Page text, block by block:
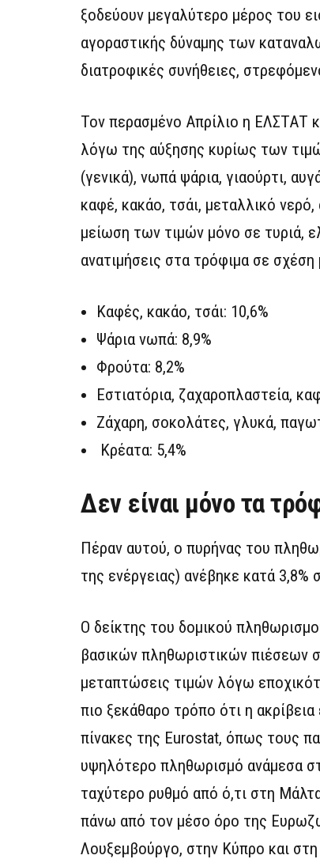
ξοδεύουν μεγαλύτερο μέρος του
αγοραστικής δύναμης των
διατροφικές συνήθειες,
Τον περασμένο Απρίλιο η ΕΛΣΤΑΤ
λόγω της αύξησης κυρίως των
(γενικά), νωπά ψάρια, γιαούρτι,
καφέ, κακάο, τσάι, μεταλλικό
μείωση των τιμών μόνο σε τυριά,
ανατιμήσεις στα τρόφιμα σε
Καφές, κακάο, τσάι: 10,6%
Ψάρια νωπά: 8,9%
Φρούτα: 8,2%
Εστιατόρια, ζαχαροπλαστεία,
Ζάχαρη, σοκολάτες, γλυκά,
Κρέατα: 5,4%
Δεν είναι μόνο τα
Πέραν αυτού, ο πυρήνας του
της ενέργειας) ανέβηκε κατά
Ο δείκτης του δομικού
βασικών πληθωριστικών πιέσεων
μεταπτώσεις τιμών λόγω
πιο ξεκάθαρο τρόπο ότι η
πίνακες της Εurostat, όπως τους
υψηλότερο πληθωρισμό ανάμεσα
ταχύτερο ρυθμό από ό,τι στη
πάνω από τον μέσο όρο της
Λουξεμβούργο, στην Κύπρο και